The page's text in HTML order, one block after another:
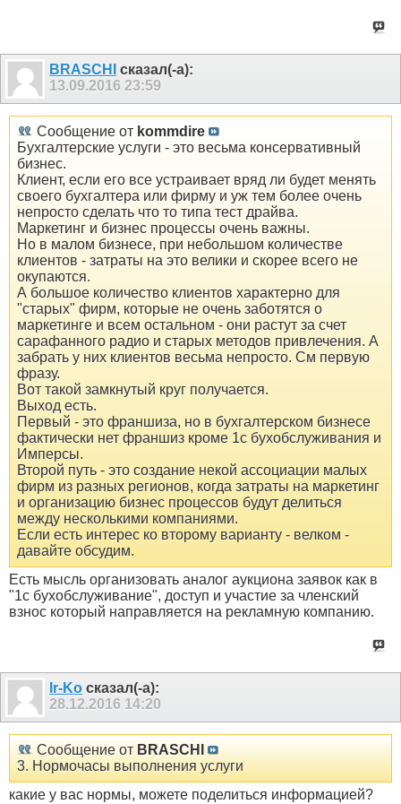
BRASCHI
сказал(-а):
13.09.2016 23:59
Сообщение от kommdire
Бухгалтерские услуги - это весьма консервативный
бизнес.
Клиент, если его все устраивает вряд ли будет менять
своего бухгалтера или фирму и уж тем более очень
непросто сделать что то типа тест драйва.
Маркетинг и бизнес процессы очень важны.
Но в малом бизнесе, при небольшом количестве
клиентов - затраты на это велики и скорее всего не
окупаются.
А большое количество клиентов характерно для
"старых" фирм, которые не очень заботятся о
маркетинге и всем остальном - они растут за счет
сарафанного радио и старых методов привлечения. А
забрать у них клиентов весьма непросто. См первую
фразу.
Вот такой замкнутый круг получается.
Выход есть.
Первый - это франшиза, но в бухгалтерском бизнесе
фактически нет франшиз кроме 1с бухобслуживания и
Имперсы.
Второй путь - это создание некой ассоциации малых
фирм из разных регионов, когда затраты на маркетинг
и организацию бизнес процессов будут делиться
между несколькими компаниями.
Если есть интерес ко второму варианту - велком -
давайте обсудим.
Есть мысль организовать аналог аукциона заявок как в
"1с бухобслуживание", доступ и участие за членский
взнос который направляется на рекламную компанию.
Ir-Ko сказал(-а):
28.12.2016 14:20
Сообщение от BRASCHI
3. Нормочасы выполнения услуги
какие у вас нормы, можете поделиться информацией?